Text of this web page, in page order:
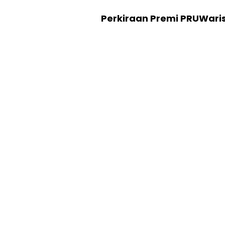
Perkiraan Premi